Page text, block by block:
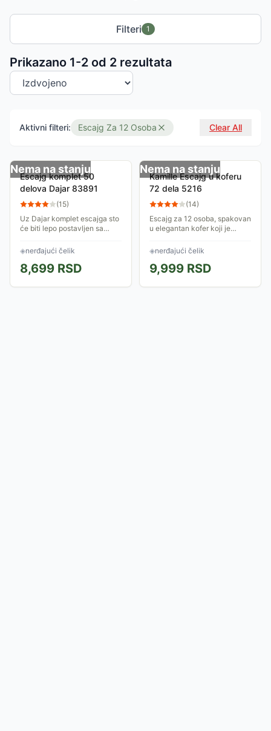
Filteri 1
Prikazano 1-2 od 2 rezultata
Sortiranje proizvoda
Aktivni filteri: Escajg Za 12 Osoba Clear All
Nema na stanju
Escajg komplet 50
delova Dajar 83891
(15)
Uz Dajar komplet escajga sto
će biti lepo postavljen sa
Set se sastoji od 50 delova.
Izrađen je od
visokokvalitetnog...
◈nerđajući čelik
8,699 RSD
Nema na stanju
Kamille Escajg u koferu
72 dela 5216
(14)
Escajg za 12 osoba, spakovan
u elegantan kofer koji je
Može biti izuzetan poklon.
Elementi su izrađeni od
nerđajučeg...
◈nerđajući čelik
9,999 RSD